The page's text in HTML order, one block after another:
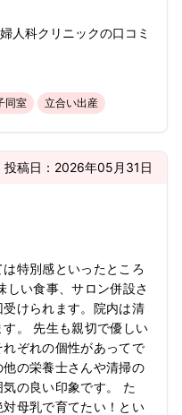
人科クリニックの口コミ
同室 立合い出産
投稿日： 2026年05月31日
特別感といったところ
しい食事、サロン併設さ
けられます。院内は清
。 先生も親切で優しい
ぞれの個性があってで
の栄養士さんや清掃の
の良い印象です。 た
母乳で育てたい！とい